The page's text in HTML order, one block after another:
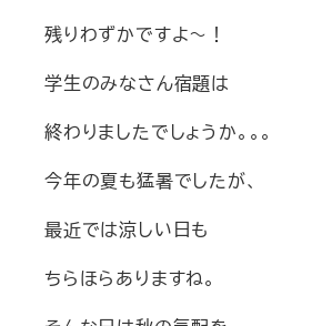
残りわずかですよ～！
学生のみなさん宿題は
終わりましたでしょうか。。。
今年の夏も猛暑でしたが、
最近では涼しい日も
ちらほらありますね。